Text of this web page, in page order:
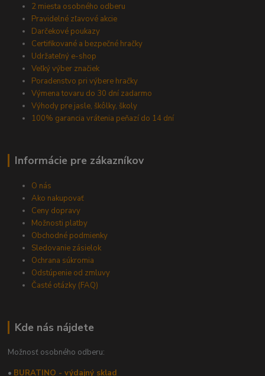
2 miesta osobného odberu
Pravidelné zľavové akcie
Darčekové poukazy
Certifikované a bezpečné hračky
Udržateľný e-shop
Veľký výber značiek
Poradenstvo pri výbere hračky
Výmena tovaru do 30 dní zadarmo
Výhody pre jasle, škôlky, školy
100% garancia vrátenia peňazí do 14 dní
Informácie pre zákazníkov
O nás
Ako nakupovať
Ceny dopravy
Možnosti platby
Obchodné podmienky
Sledovanie zásielok
Ochrana súkromia
Odstúpenie od zmluvy
Časté otázky (FAQ)
Kde nás nájdete
Možnosť osobného odberu:
• BURATINO - výdajný sklad